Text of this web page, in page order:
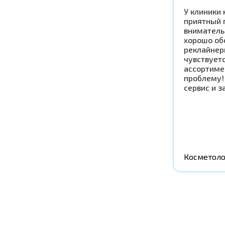
У клиники
приятный
хорошо
проблему!
сервис и